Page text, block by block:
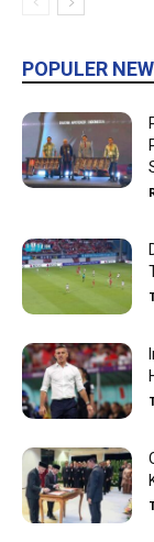
POPULER